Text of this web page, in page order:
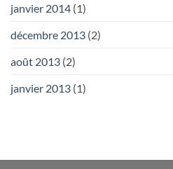
janvier 2014 (1)
décembre 2013 (2)
août 2013 (2)
janvier 2013 (1)